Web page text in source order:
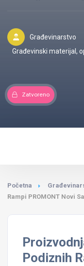
Građevinarstvo
Građevinski materijal,
Zatvoreno
Početna
Rampi PROMONT Novi
Podiznih